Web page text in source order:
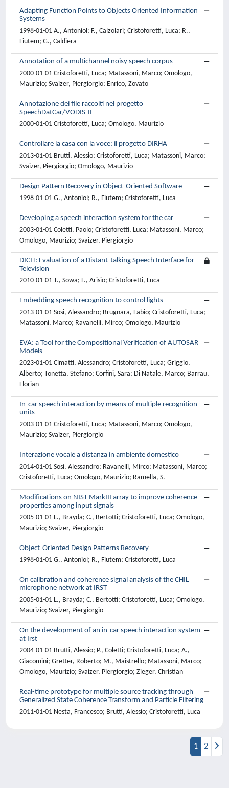
Adapting Function Points to Objects Oriented Information
Systems
1998-01-01 A., Antoniol; F., Calzolari; Cristoforetti, Luca; R.,
Fiutem; G., Caldiera
Annotation of a multichannel noisy speech corpus
2000-01-01 Cristoforetti, Luca; Matassoni, Marco; Omologo,
Maurizio; Svaizer, Piergiorgio; Enrico, Zovato
Annotazione dei file raccolti nel progetto
SpeechDatCar/VODIS-II
2000-01-01 Cristoforetti, Luca; Omologo, Maurizio
Controllare la casa con la voce: il progetto DIRHA
2013-01-01 Brutti, Alessio; Cristoforetti, Luca; Matassoni, Marco;
Svaizer, Piergiorgio; Omologo, Maurizio
Design Pattern Recovery in Object-Oriented Software
1998-01-01 G., Antoniol; R., Fiutem; Cristoforetti, Luca
Developing a speech interaction system for the car
2003-01-01 Coletti, Paolo; Cristoforetti, Luca; Matassoni, Marco;
Omologo, Maurizio; Svaizer, Piergiorgio
DICIT: Evaluation of a Distant-talking Speech Interface for
Television
2010-01-01 T., Sowa; F., Arisio; Cristoforetti, Luca
Embedding speech recognition to control lights
2013-01-01 Sosi, Alessandro; Brugnara, Fabio; Cristoforetti, Luca;
Matassoni, Marco; Ravanelli, Mirco; Omologo, Maurizio
EVA: a Tool for the Compositional Verification of AUTOSAR
Models
2023-01-01 Cimatti, Alessandro; Cristoforetti, Luca; Griggio,
Alberto; Tonetta, Stefano; Corfini, Sara; Di Natale, Marco; Barrau,
Florian
In-car speech interaction by means of multiple recognition
units
2003-01-01 Cristoforetti, Luca; Matassoni, Marco; Omologo,
Maurizio; Svaizer, Piergiorgio
Interazione vocale a distanza in ambiente domestico
2014-01-01 Sosi, Alessandro; Ravanelli, Mirco; Matassoni, Marco;
Cristoforetti, Luca; Omologo, Maurizio; Ramella, S.
Modifications on NIST MarkIII array to improve coherence
properties among input signals
2005-01-01 L., Brayda; C., Bertotti; Cristoforetti, Luca; Omologo,
Maurizio; Svaizer, Piergiorgio
Object-Oriented Design Patterns Recovery
1998-01-01 G., Antoniol; R., Fiutem; Cristoforetti, Luca
On calibration and coherence signal analysis of the CHIL
microphone network at IRST
2005-01-01 L., Brayda; C., Bertotti; Cristoforetti, Luca; Omologo,
Maurizio; Svaizer, Piergiorgio
On the development of an in-car speech interaction system
at Irst
2004-01-01 Brutti, Alessio; P., Coletti; Cristoforetti, Luca; A.,
Giacomini; Gretter, Roberto; M., Maistrello; Matassoni, Marco;
Omologo, Maurizio; Svaizer, Piergiorgio; Zieger, Christian
Real-time prototype for multiple source tracking through
Generalized State Coherence Transform and Particle Filtering
2011-01-01 Nesta, Francesco; Brutti, Alessio; Cristoforetti, Luca
1 2